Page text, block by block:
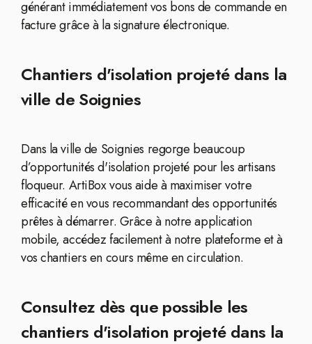
générant immédiatement vos bons de commande en
facture grâce à la signature électronique.
Chantiers d'isolation projeté dans la
ville de Soignies
Dans la ville de Soignies regorge beaucoup
d’opportunités d'isolation projeté pour les artisans
floqueur. ArtiBox vous aide à maximiser votre
efficacité en vous recommandant des opportunités
prêtes à démarrer. Grâce à notre application
mobile, accédez facilement à notre plateforme et à
vos chantiers en cours même en circulation.
Consultez dès que possible les
chantiers d'isolation projeté dans la